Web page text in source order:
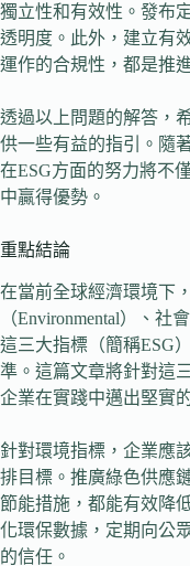
獨立性和有效性。發布
透明度。此外，建立有
運作的合規性，都是推
透過以上問題的解答，
供一些有益的指引。隨
在ESG方面的努力將不
中贏得優勢。
重點結論
在當前全球經濟環境下
（Environmental）、社
這三大指標（簡稱ESG
準。這篇文章將針對這
企業在實踐中邁出堅實
針對環境指標，企業應
排目標。推廣綠色供應
節能措施，都能有效降
化環保數據，定期向公
的信任。